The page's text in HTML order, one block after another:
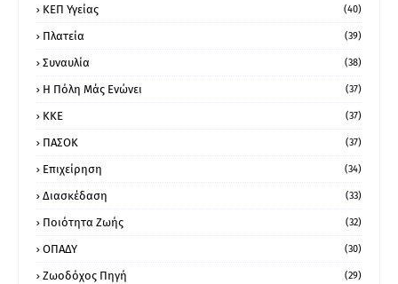
ΚΕΠ Υγείας (40)
Πλατεία (39)
Συναυλία (38)
Η Πόλη Μάς Ενώνει (37)
ΚΚΕ (37)
ΠΑΣΟΚ (37)
Επιχείρηση (34)
Διασκέδαση (33)
Ποιότητα Ζωής (32)
ΟΠΑΔΥ (30)
Ζωοδόχος Πηγή (29)